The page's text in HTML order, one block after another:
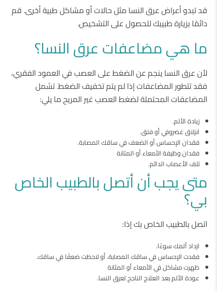
قد تبدو أعراض عرق النسا مثل حالات أو مشاكل طبية أخرى. قم
دائمًا بزيارة طبيبك للحصول على التشخيص.
ما هي مضاعفات عرق النسا؟
لأن عرق النسا ينجم عن الضغط على العصب في العمود الفقري،
فقد تتطور المضاعفات إذا لم يتم تخفيف الضغط. تشمل
المضاعفات المحتملة لضغط العصب غير المريح ما يلي:
زيادة الألم.
انزلاق غضروفي أو فتق.
فقدان الإحساس أو الضعف في ساقك المصابة.
فقدان وظيفة الأمعاء أو المثانة
تلف الأعصاب الدائم.
متى يجب أن أتصل بالطبيب الخاص
بي؟
اتصل بالطبيب الخاص بك إذا:
ازداد ألمك سوءًا.
فقدت الإحساس في ساقك المصابة، أو لاحظت ضعفًا في ساقك.
ظهرت مشاكل في الأمعاء أو المثانة
عودة الألم بعد العلاج الناجح لعرق النسا.